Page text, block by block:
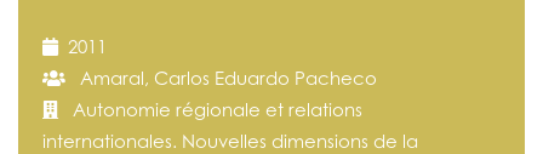
2011
Amaral, Carlos Eduardo Pacheco
Autonomie régionale et relations
internationales. Nouvelles dimensions de la